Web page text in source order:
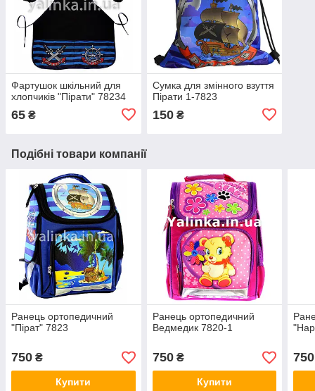
Фартушок шкільний для
хлопчиків "Пірати" 78234
65 ₴
Сумка для змінного взуття
Пірати 1-7823
150₴
Подібні товари компанії
Ранець ортопедичний
"Пірат" 7823
750 ₴
Купити
Ранець ортопедичний
Ведмедик 7820-1
750₴
Купити
750